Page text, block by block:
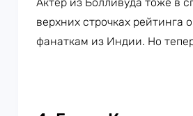
верхних строчках рейтинга
фанаткам из Индии. Но